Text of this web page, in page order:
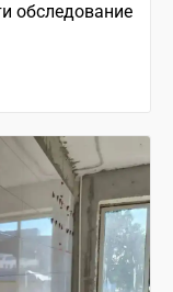
обследование